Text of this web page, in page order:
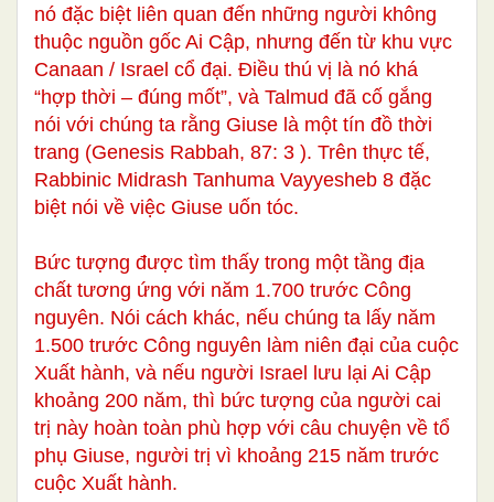
nó đặc biệt liên quan đến những người không
thuộc nguồn gốc Ai Cập, nhưng đến từ khu vực
Canaan / Israel cổ đại. Điều thú vị là nó khá
“hợp thời – đúng mốt”, và Talmud đã cố gắng
nói với chúng ta rằng Giuse là một tín đồ thời
trang (Genesis Rabbah, 87: 3 ). Trên thực tế,
Rabbinic Midrash Tanhuma Vayyesheb 8 đặc
biệt nói về việc Giuse uốn tóc.
Bức tượng được tìm thấy trong một tầng địa
chất tương ứng với năm 1.700 trước Công
nguyên. Nói cách khác, nếu chúng ta lấy năm
1.500 trước Công nguyên làm niên đại của cuộc
Xuất hành, và nếu người Israel lưu lại Ai Cập
khoảng 200 năm, thì bức tượng của người cai
trị này hoàn toàn phù hợp với câu chuyện về tổ
phụ Giuse, người trị vì khoảng 215 năm trước
cuộc Xuất hành.